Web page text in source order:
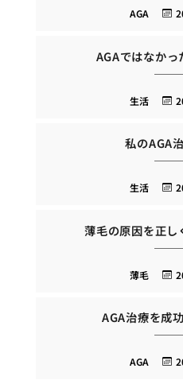
AGA
AGAではなか
生活
私のAGA
生活
薄毛の原因を正し
薄毛
AGA治療を成
AGA